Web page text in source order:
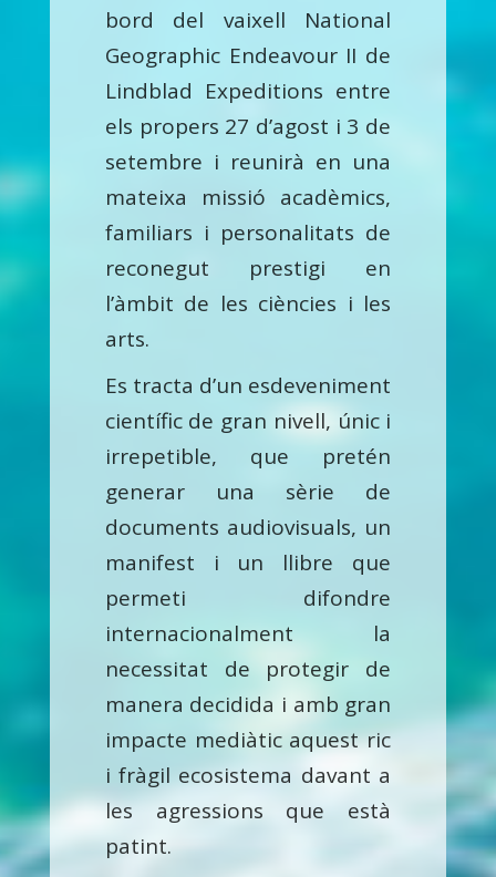
bord del vaixell National
Geographic Endeavour II de
Lindblad Expeditions entre
els propers 27 d’agost i 3 de
setembre i reunirà en una
mateixa missió acadèmics,
familiars i personalitats de
reconegut prestigi en
l’àmbit de les ciències i les
arts.
Es tracta d’un esdeveniment
científic de gran nivell, únic i
irrepetible, que pretén
generar una sèrie de
documents audiovisuals, un
manifest i un llibre que
permeti difondre
internacionalment la
necessitat de protegir de
manera decidida i amb gran
impacte mediàtic aquest ric
i fràgil ecosistema davant a
les agressions que està
patint.